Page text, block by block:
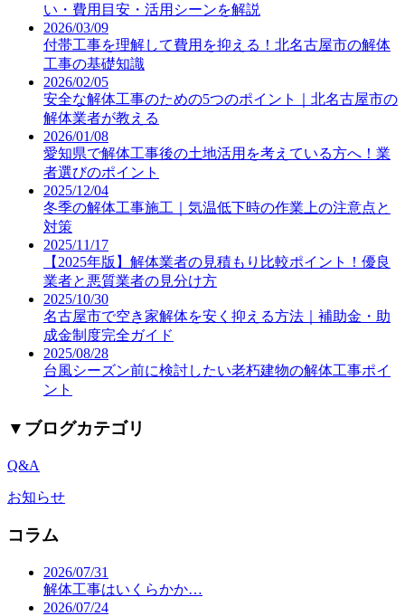
い・費用目安・活用シーンを解説
2026/03/09
付帯工事を理解して費用を抑える！北名古屋市の解体
工事の基礎知識
2026/02/05
安全な解体工事のための5つのポイント｜北名古屋市の
解体業者が教える
2026/01/08
愛知県で解体工事後の土地活用を考えている方へ！業
者選びのポイント
2025/12/04
冬季の解体工事施工｜気温低下時の作業上の注意点と
対策
2025/11/17
【2025年版】解体業者の見積もり比較ポイント！優良
業者と悪質業者の見分け方
2025/10/30
名古屋市で空き家解体を安く抑える方法｜補助金・助
成金制度完全ガイド
2025/08/28
台風シーズン前に検討したい老朽建物の解体工事ポイ
ント
▼ ブログカテゴリ
Q&A
お知らせ
コラム
2026/07/31
解体工事はいくらかか…
2026/07/24